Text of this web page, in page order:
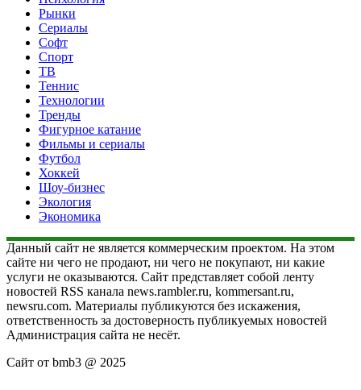
Рынки
Сериалы
Софт
Спорт
ТВ
Теннис
Технологии
Тренды
Фигурное катание
Фильмы и сериалы
Футбол
Хоккей
Шоу-бизнес
Экология
Экономика
Данный сайт не является коммерческим проектом. На этом
сайте ни чего не продают, ни чего не покупают, ни какие
услуги не оказываются. Сайт представляет собой ленту
новостей RSS канала news.rambler.ru, kommersant.ru,
newsru.com. Материалы публикуются без искажения,
ответственность за достоверность публикуемых новостей
Администрация сайта не несёт.
Сайт от bmb3 @ 2025